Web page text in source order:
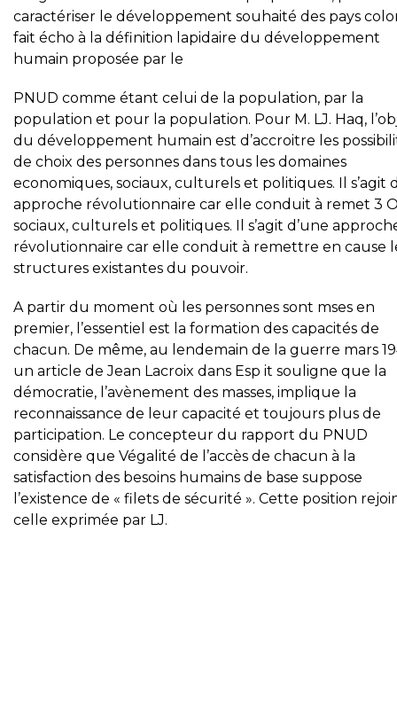
caractériser le développement souhaité des pays
fait écho à la définition lapidaire du développement
humain proposée par le
PNUD comme étant celui de la population, par la
population et pour la population. Pour M. LJ. Haq,
du développement humain est d’accroitre les
de choix des personnes dans tous les domaines
economiques, sociaux, culturels et politiques. Il s’agit
approche révolutionnaire car elle conduit à remet 3
sociaux, culturels et politiques. Il s’agit d’une
révolutionnaire car elle conduit à remettre en cause
structures existantes du pouvoir.
A partir du moment où les personnes sont mses en
premier, l’essentiel est la formation des capacités de
chacun. De même, au lendemain de la guerre mars
un article de Jean Lacroix dans Esp it souligne que la
démocratie, l’avènement des masses, implique la
reconnaissance de leur capacité et toujours plus de
participation. Le concepteur du rapport du PNUD
considère que Végalité de l’accès de chacun à la
satisfaction des besoins humains de base suppose
l’existence de « filets de sécurité ». Cette position
celle exprimée par LJ.